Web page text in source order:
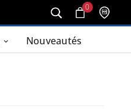
0
Nouveautés